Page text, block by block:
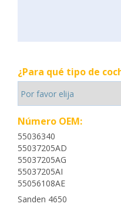
¿Para qué tipo de
Número OEM:
55036340
55037205AD
55037205AG
55037205AI
55056108AE
Sanden 4650